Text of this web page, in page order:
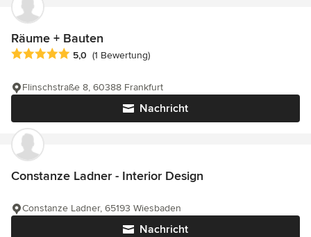
Räume + Bauten
Durchschnittliche Bewertung: 5 von 5 Sternen
5,0 (1 Bewertung)
Nachricht
Flinschstraße 8, 60388 Frankfurt
Constanze Ladner - Interior Design
Nachricht
Constanze Ladner, 65193 Wiesbaden